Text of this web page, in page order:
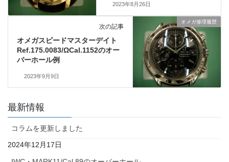
2023年8月26日
オメガ修理履歴
次の記事
オメガスピードマスターデイト
Ref.175.0083/ΩCal.1152のオー
バーホール例
2023年9月9日
最新情報
コラムを更新しました
2024年12月17日